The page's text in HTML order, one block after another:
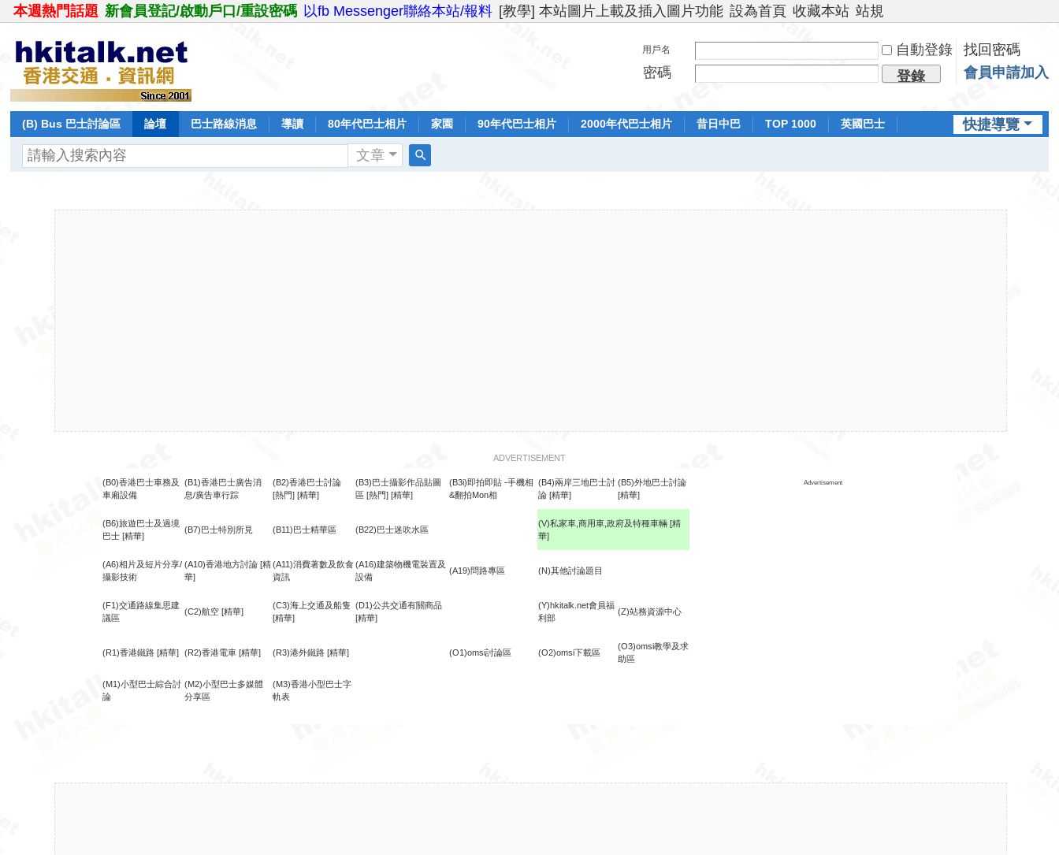
本週熱門話題 新會員登記/啟動戶口/重設密碼 以fb Messenger聯絡本站/報料 [教學] 本站圖片上載及插入圖片功能 設為首頁 收藏本站 站規
用戶名 自動登錄
找回密碼
密碼
登錄 會員申請加入
快捷導覽
(B) Bus 巴士討論區 論壇 巴士路線消息 導讀 80年代巴士相片 家園 90年代巴士相片 2000年代巴士相片 昔日中巴 TOP 1000
英國巴士
文章
ADVERTISEMENT
(B0)香港巴士車務及
車廂設備
(B1)香港巴士廣告消
息/廣告車行踪
(B2)香港巴士討論
[熱門] [精華]
(B3)巴士攝影作品貼圖
區 [熱門] [精華]
(B3i)即拍即貼 -手機相
&翻拍Mon相
(B4)兩岸三地巴士討
論 [精華]
(B5)外地巴士討論
[精華]
Advertisement
(B6)旅遊巴士及過境
巴士 [精華]
(B7)巴士特別所見 (B11)巴士精華區 (B22)巴士迷吹水區
(V)私家車,商用車,政府及特種車輛 [精
華]
(A6)相片及短片分享/
攝影技術
(A10)香港地方討論 [精
華]
(A11)消費著數及飲食
資訊
(A16)建築物機電裝置及
設備
(A19)問路專區 (N)其他討論題目
(F1)交通路線集思建
議區
(C2)航空 [精華]
(C3)海上交通及船隻
[精華]
(D1)公共交通有關商品
[精華]
(Y)hkitalk.net會員福
利部
(Z)站務資源中心
(R1)香港鐵路 [精華] (R2)香港電車 [精華] (R3)港外鐵路 [精華] (O1)omsi討論區 (O2)omsi下載區
(O3)omsi教學及求
助區
(M1)小型巴士綜合討
論
(M2)小型巴士多媒體
分享區
(M3)香港小型巴士字
軌表